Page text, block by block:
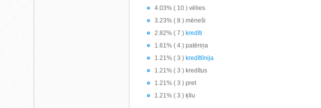
4.03% ( 10 ) vēlies
3.23% ( 8 ) mēneši
2.82% ( 7 ) kredīti
1.61% ( 4 ) patēriņa
1.21% ( 3 ) kredītlīnija
1.21% ( 3 ) kredītus
1.21% ( 3 ) pret
1.21% ( 3 ) ķīlu